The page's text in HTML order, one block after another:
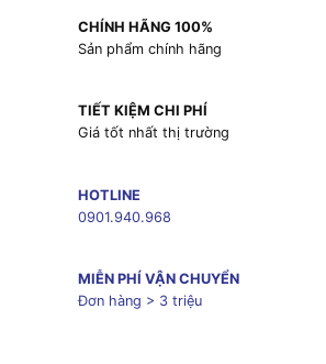
CHÍNH HÃNG 100%
Sản phẩm chính hãng
TIẾT KIỆM CHI PHÍ
Giá tốt nhất thị trường
HOTLINE
0901.940.968
MIỄN PHÍ VẬN CHUYỂN
Đơn hàng > 3 triệu